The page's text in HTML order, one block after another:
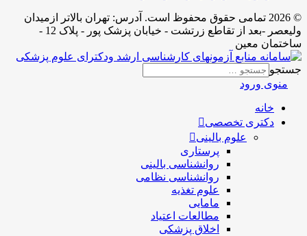
© 2026 تمامی حقوق محفوظ است. آدرس:‌ تهران بالاتر ازمیدان
ولیعصر -بعد از تقاطع زرتشت - خیابان پزشک پور - پلاک 12 -
ساختمان معین
جستجو
منوی ورود
خانه
دکتری تخصصی
علوم بالینی
پرستاری
روانشناسی بالینی
روانشناسی نظامی
علوم تغذیه
مامایی
مطالعات اعتیاد
اخلاق پزشکی